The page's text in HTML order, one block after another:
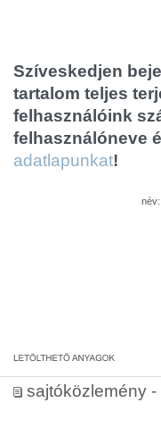
Szíveskedjen
tartalom teljes
felhasználóink
felhasználóneve
adatlapunkat!
név:
sajtóközlemény